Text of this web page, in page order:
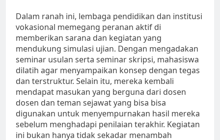
Dalam ranah ini, lembaga pendidikan dan institusi
vokasional memegang peranan aktif di
memberikan sarana dan kegiatan yang
mendukung simulasi ujian. Dengan mengadakan
seminar usulan serta seminar skripsi, mahasiswa
dilatih agar menyampaikan konsep dengan tegas
dan terstruktur. Selain itu, mereka kembali
mendapat masukan yang berguna dari dosen
dosen dan teman sejawat yang bisa bisa
digunakan untuk menyempurnakan hasil mereka
sebelum menghadapi penilaian terakhir. Kegiatan
ini bukan hanya tidak sekadar menambah